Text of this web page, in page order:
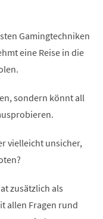
Gamingtechniken
eine Reise in die
sondern könnt all
vielleicht unsicher,
zusätzlich als
allen Fragen rund